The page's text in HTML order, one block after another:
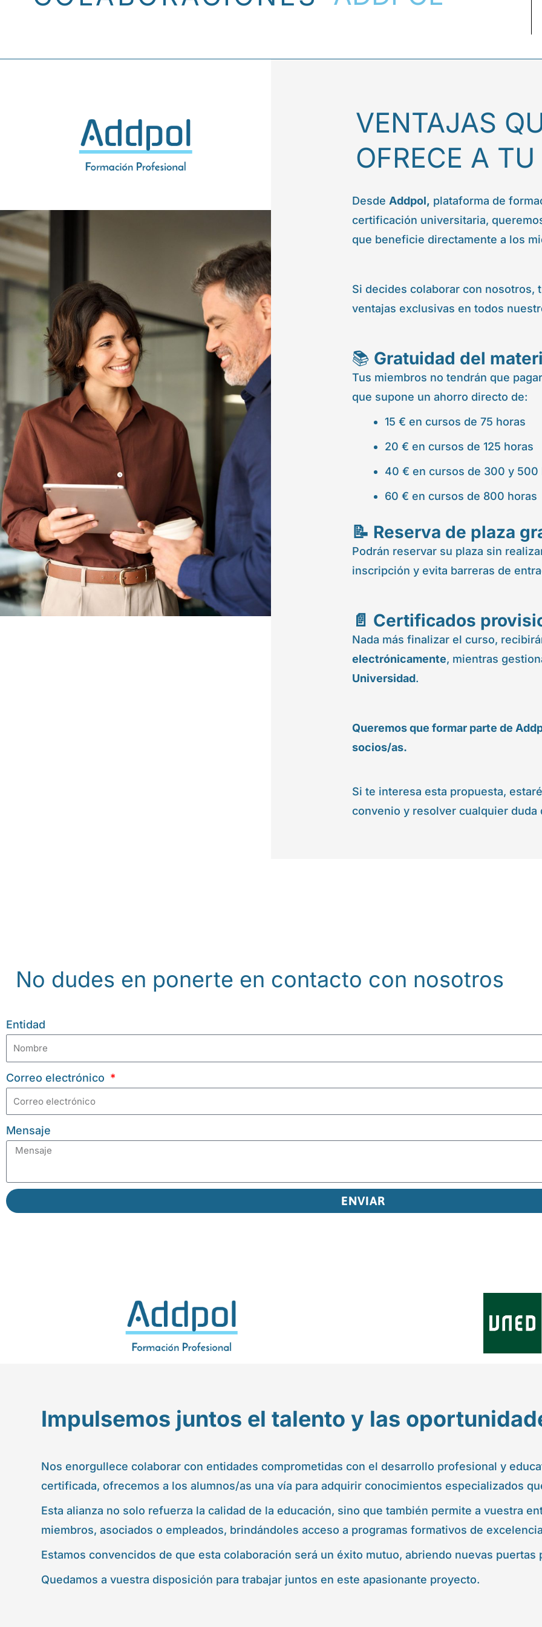
VENTAJAS
OFRECE A
Desde Addpol, plataforma de
certificación universitaria,
que beneficie directamente a los
Si decides colaborar con
ventajas exclusivas en todos
📚 Gratuidad del
Tus miembros no tendrán que
que supone un ahorro directo de:
15 € en cursos de 75 horas
20 € en cursos de 125 horas
40 € en cursos de 300 y 500
60 € en cursos de 800 horas
📝 Reserva de plaza
Podrán reservar su plaza sin
inscripción y evita barreras de
📄 Certificados
Nada más finalizar el curso,
electrónicamente, mientras
Universidad.
Queremos que formar parte de
socios/as.
Si te interesa esta propuesta,
convenio y resolver cualquier duda
No dudes en ponerte en contacto con nosotros
Entidad
Correo electrónico
Mensaje
ENVIAR
Impulsemos juntos el talento y las
Nos enorgullece colaborar con entidades comprometidas con el desarrollo profesional y
certificada, ofrecemos a los alumnos/as una vía para adquirir conocimientos especializados
Esta alianza no solo refuerza la calidad de la educación, sino que también permite a vuestra
miembros, asociados o empleados, brindándoles acceso a programas formativos de
Estamos convencidos de que esta colaboración será un éxito mutuo, abriendo nuevas
Quedamos a vuestra disposición para trabajar juntos en este apasionante proyecto.